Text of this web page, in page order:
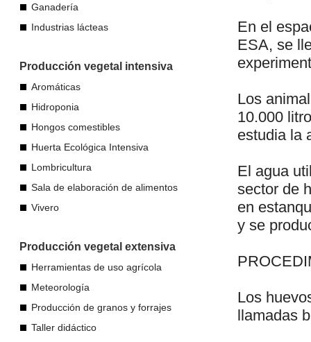
Ganadería
Industrias lácteas
Producción vegetal intensiva
Aromáticas
Hidroponia
Hongos comestibles
Huerta Ecológica Intensiva
Lombricultura
Sala de elaboración de alimentos
Vivero
Producción vegetal extensiva
Herramientas de uso agrícola
Meteorología
Producción de granos y forrajes
Taller didáctico
En el
ESA, se
Los
10.000
estudia la
El agua
sector de
en
y se
Los
llamadas